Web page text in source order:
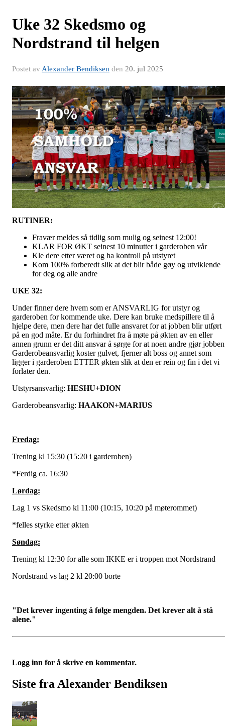
Uke 32 Skedsmo og
Nordstrand til helgen
Postet av Alexander Bendiksen den 20. jul 2025
RUTINER:
Fravær meldes så tidlig som mulig og seinest 12:00!
KLAR FOR ØKT seinest 10 minutter i garderoben vår
Kle dere etter været og ha kontroll på utstyret
Kom 100% forberedt slik at det blir både gøy og utviklende
for deg og alle andre
UKE 32:
Under finner dere hvem som er ANSVARLIG for utstyr og
garderoben for kommende uke. Dere kan bruke medspillere til å
hjelpe dere, men dere har det fulle ansvaret for at jobben blir utført
på en god måte. Er du forhindret fra å møte på økten av en eller
annen grunn er det ditt ansvar å sørge for at noen andre gjør
Garderobeansvarlig koster gulvet, fjerner alt boss og annet som
ligger i garderoben ETTER økten slik at den er rein og fin i det vi
forlater den.
Utstyrsansvarlig: HESHU+DION
Garderobeansvarlig: HAAKON+MARIUS
Fredag:
Trening kl 15:30 (15:20 i garderoben)
*Ferdig ca. 16:30
Lørdag:
Lag 1 vs Skedsmo kl 11:00 (10:15, 10:20 på møterommet)
*felles styrke etter økten
Søndag:
Trening kl 12:30 for alle som IKKE er i troppen mot Nordstrand
Nordstrand vs lag 2 kl 20:00 borte
"Det krever ingenting å følge mengden. Det krever alt å stå
alene."
Logg inn for å skrive en kommentar.
Siste fra Alexander Bendiksen